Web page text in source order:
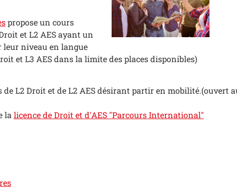
propose un cours
et L2 AES ayant un
leur niveau en langue
et L3 AES dans la limite des places disponibles)
L2 Droit et de L2 AES désirant partir en mobilité.(ouvert
lalicence de Droit et d'AES "Parcours International"